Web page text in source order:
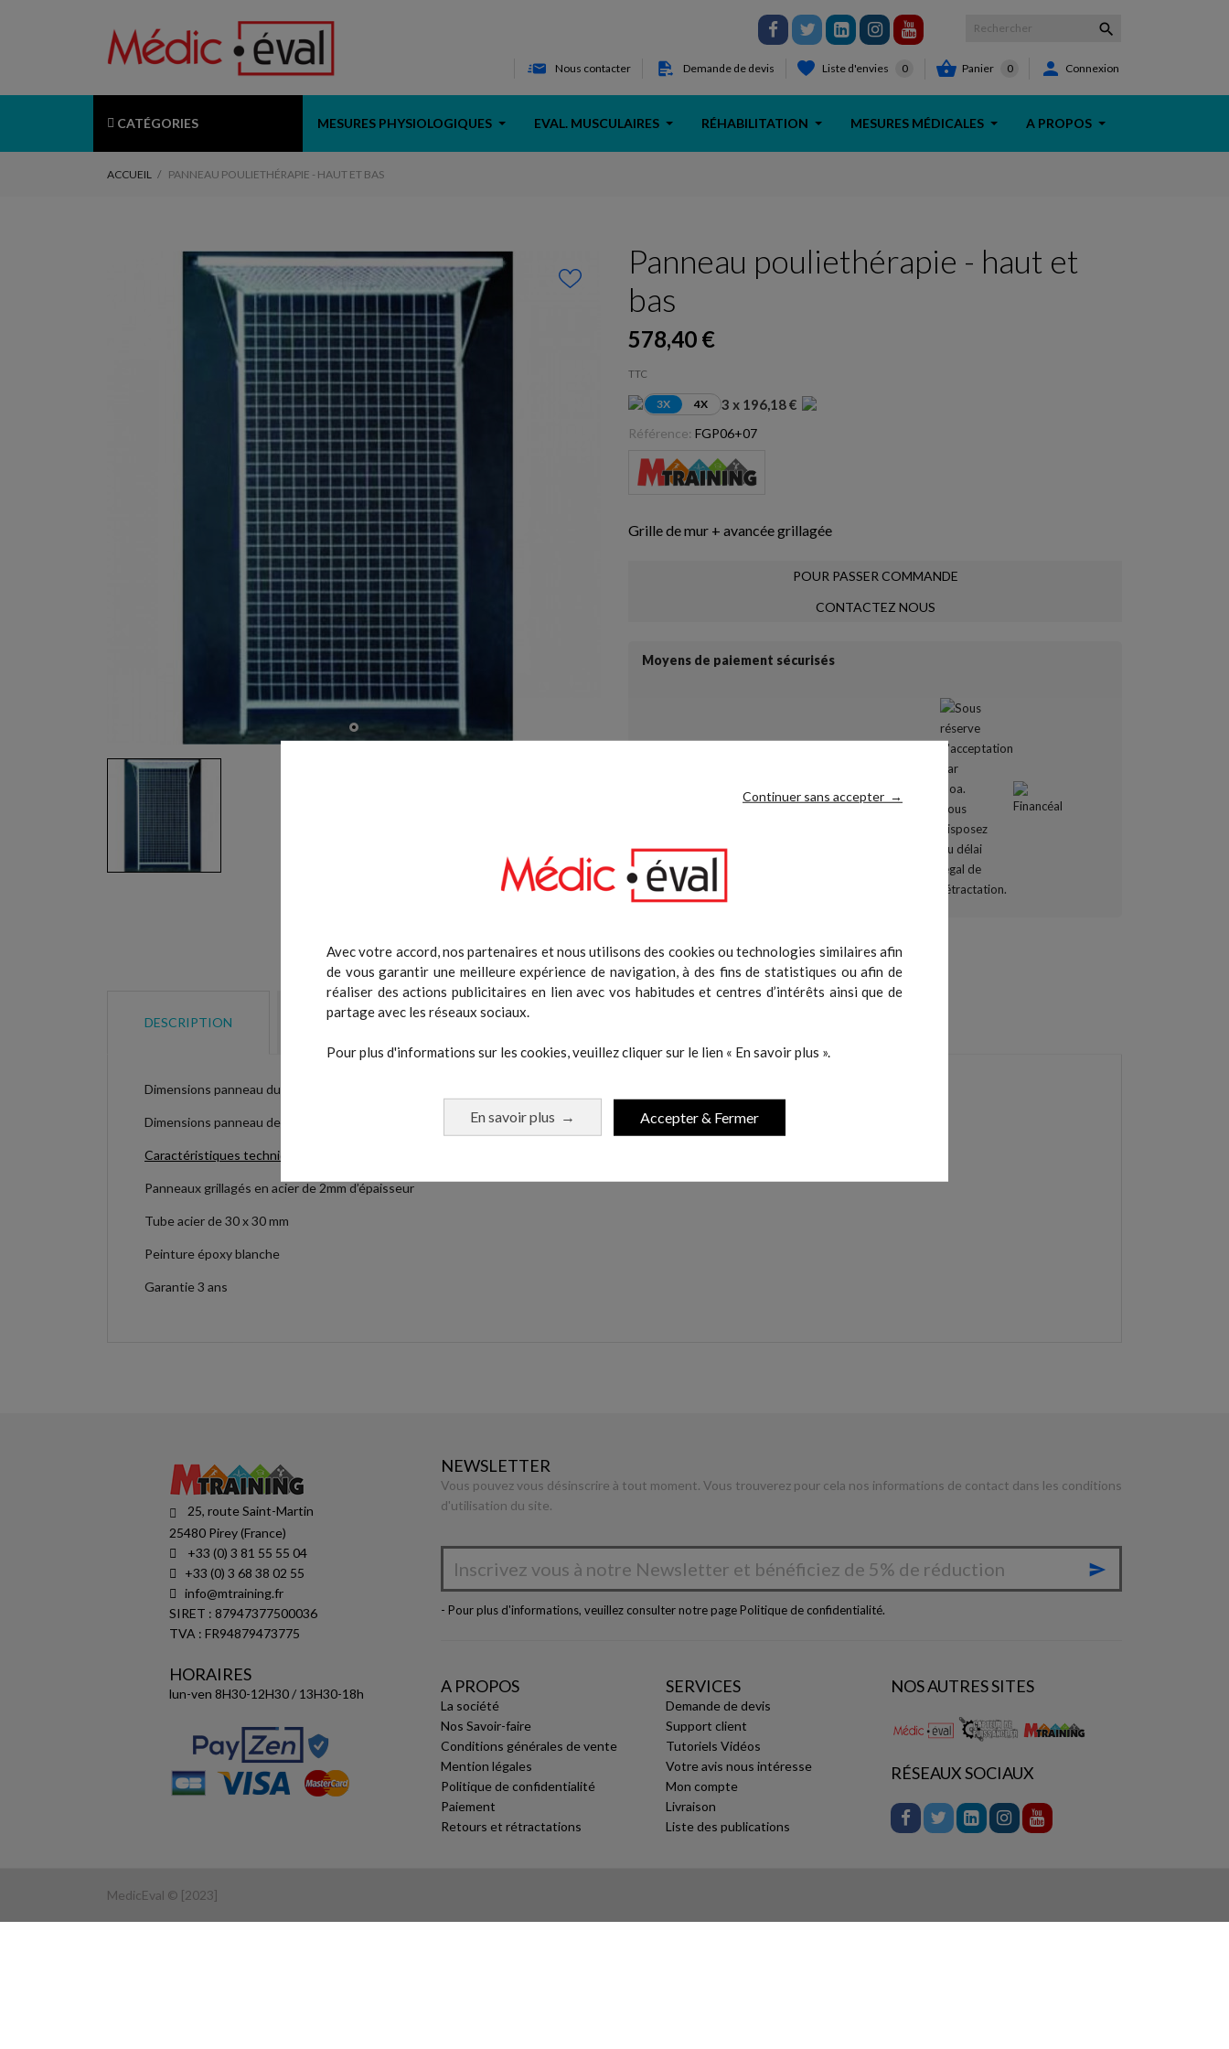
Continuer sans accepter →
Avec votre accord, nos partenaires et nous utilisons des cookies ou technologies similaires afin
de vous garantir une meilleure expérience de navigation, à des fins de statistiques ou afin de
réaliser des actions publicitaires en lien avec vos habitudes et centres d’intérêts ainsi que de
partage avec les réseaux sociaux.
Pour plus d'informations sur les cookies, veuillez cliquer sur le lien « En savoir plus ».
En savoir plus → Accepter & Fermer

Nous contacter Demande de devis Liste d'envies 0  Panier 0  Connexion
CATÉGORIES MESURES PHYSIOLOGIQUES EVAL. MUSCULAIRES RÉHABILITATION MESURES MÉDICALES A PROPOS
ACCUEIL PANNEAU POULIETHÉRAPIE - HAUT ET BAS
Panneau pouliethérapie - haut et
bas
578,40 €
TTC
3X 4X 3 x 196,18 €
Référence: FGP06+07
Grille de mur + avancée grillagée
POUR PASSER COMMANDE
CONTACTEZ NOUS
Moyens de paiement sécurisés
DESCRIPTION DÉTAILS DU PRODUIT
Dimensions panneau du mur : hauteur 206 X largeur 106 cm
Dimensions panneau de toit grillagé 106 X 106 cm
Caractéristiques techniques :
Panneaux grillagés en acier de 2mm d’épaisseur
Tube acier de 30 x 30 mm
Peinture époxy blanche
Garantie 3 ans
25, route Saint-Martin
25480 Pirey (France)
+33 (0) 3 81 55 55 04
+33 (0) 3 68 38 02 55
info@mtraining.fr
SIRET : 87947377500036
TVA : FR94879473775
HORAIRES
lun-ven 8H30-12H30 / 13H30-18h
NEWSLETTER
Vous pouvez vous désinscrire à tout moment. Vous trouverez pour cela nos informations de contact dans les conditions
d'utilisation du site.

- Pour plus d'informations, veuillez consulter notre page Politique de confidentialité.
A PROPOS
La société
Nos Savoir-faire
Conditions générales de vente
Mention légales
Politique de confidentialité
Paiement
Retours et rétractations
SERVICES
Demande de devis
Support client
Tutoriels Vidéos
Votre avis nous intéresse
Mon compte
Livraison
Liste des publications
NOS AUTRES SITES
RÉSEAUX SOCIAUX
MedicEval © [2023]